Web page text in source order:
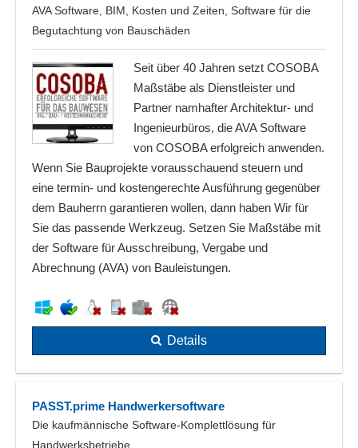
AVA Software, BIM, Kosten­ und Zeiten, Software für die
Begutachtung von Bauschäden
Seit über 40 Jahren setzt COSOBA
Maßstäbe als Dienstleister und
Partner namhafter Architektur- und
Ingenieurbüros, die AVA Software
von COSOBA erfolgreich anwenden.
Wenn Sie Bauprojekte vorausschauend steuern und
eine termin- und kostengerechte Ausführung gegenüber
dem Bauherrn garantieren wollen, dann haben Wir für
Sie das passende Werkzeug. Setzen Sie Maßstäbe mit
der Software für Ausschreibung, Vergabe und
Abrechnung (AVA) von Bauleistungen.
Details
PASST.prime Handwerkersoftware
Die kaufmännische Software-Komplettlösung für
Handwerksbetriebe